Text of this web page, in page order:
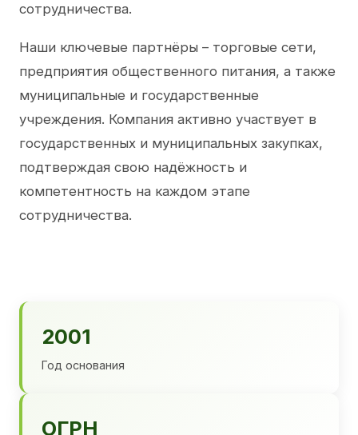
сотрудничества.
Наши ключевые партнёры – торговые сети,
предприятия общественного питания, а также
муниципальные и государственные
учреждения. Компания активно участвует в
государственных и муниципальных закупках,
подтверждая свою надёжность и
компетентность на каждом этапе
сотрудничества.
2001
Год основания
ОГРН